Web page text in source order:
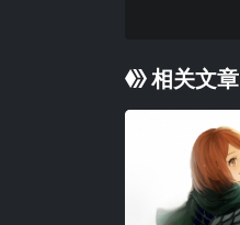
相关文章